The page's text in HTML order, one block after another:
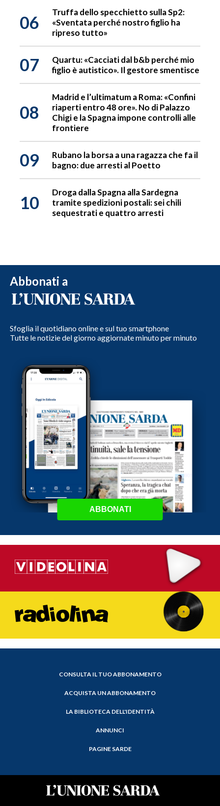
06
Truffa dello specchietto sulla Sp2:
«Sventata perché nostro figlio ha
ripreso tutto»
07
Quartu: «Cacciati dal b&b perché mio
figlio è autistico». Il gestore smentisce
08
Madrid e l’ultimatum a Roma: «Confini
riaperti entro 48 ore». No di Palazzo
Chigi e la Spagna impone controlli alle
frontiere
09
Rubano la borsa a una ragazza che fa il
bagno: due arresti al Poetto
10
Droga dalla Spagna alla Sardegna
tramite spedizioni postali: sei chili
sequestrati e quattro arresti
Abbonati a
Sfoglia il quotidiano online e sul tuo smartphone
Tutte le notizie del giorno aggiornate minuto per minuto
ABBONATI
CONSULTA IL TUO ABBONAMENTO
ACQUISTA UN ABBONAMENTO
LA BIBLIOTECA DELL'IDENTITÀ
ANNUNCI
PAGINE SARDE